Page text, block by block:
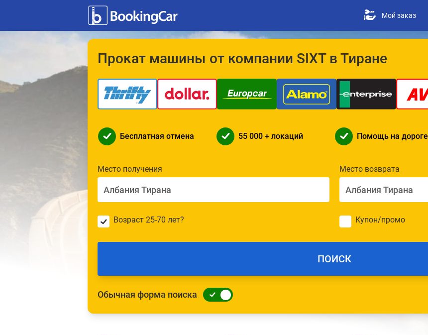
Мой заказ
Прокат машины от компании SIXT в Тиране
Бесплатная отмена 55 000 + локаций Помощь на дороге
Место получения Место возврата
Возраст 25-70 лет? Купон/промо
ПОИСК
Обычная форма поиска